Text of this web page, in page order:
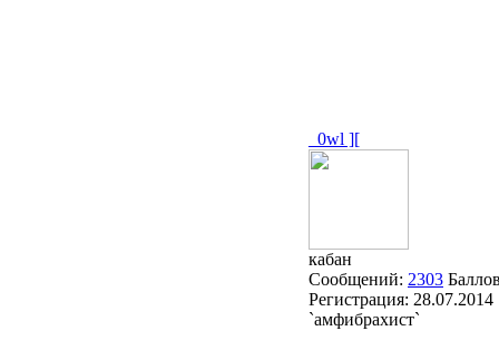
_0wl ][
кабан
Сообщений: 2303
Регистрация: 28.07.2014
`амфибрахист`